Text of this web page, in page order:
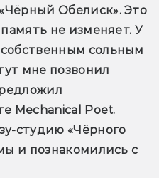
Обелиск». Это
не изменяет. У
сольным
мне позвонил
Mechanical Poet.
студию «Чёрного
и познакомились с